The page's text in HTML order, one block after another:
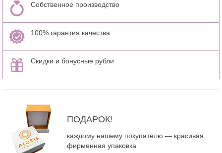
Собственное производство
100% гарантия качества
Скидки и бонусные рубли
ПОДАРОК!
каждому нашему покупателю — красивая
фирменная упаковка